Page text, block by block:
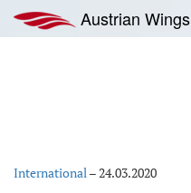
Inhalt
springen
Austrian Wings
International–24.03.2020